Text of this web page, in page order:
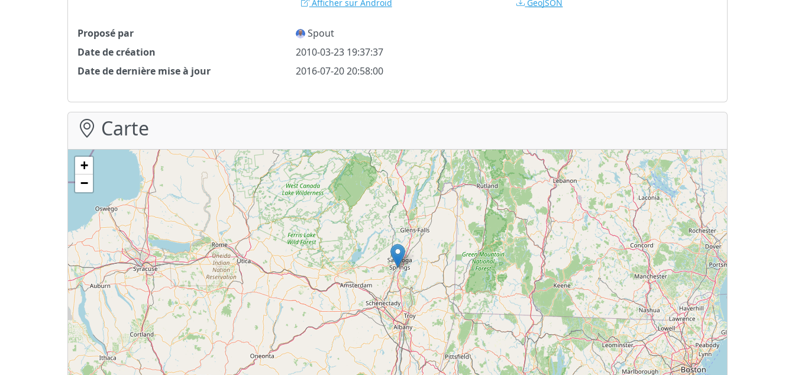
Afficher sur Android
GeoJSON
Proposé par
Spout
Date de création
2010-03-23 19:37:37
Date de dernière mise à jour
2016-07-20 20:58:00
Carte
+
−